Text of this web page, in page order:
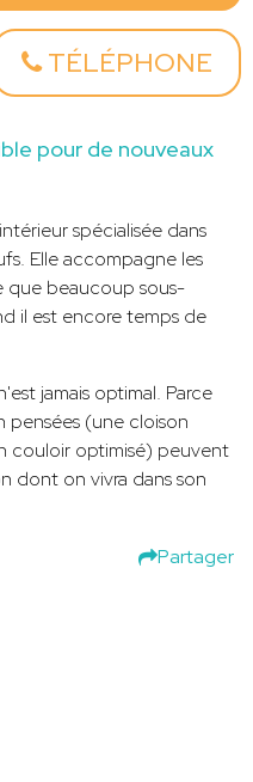
TÉLÉPHONE
pour de nouveaux
spécialisée dans
Elle accompagne les
que beaucoup sous-
il est encore temps de
jamais optimal. Parce
(une cloison
couloir optimisé) peuvent
dont on vivra dans son
Partager